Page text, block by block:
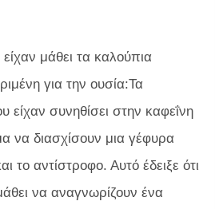
μάθει τα καλούπια
για την ουσία:Τα
συνηθίσει στην καφεΐνη
να διασχίσουν μια γέφυρα
το αντίστροφο. Αυτό έδειξε ότι
να αναγνωρίζουν ένα